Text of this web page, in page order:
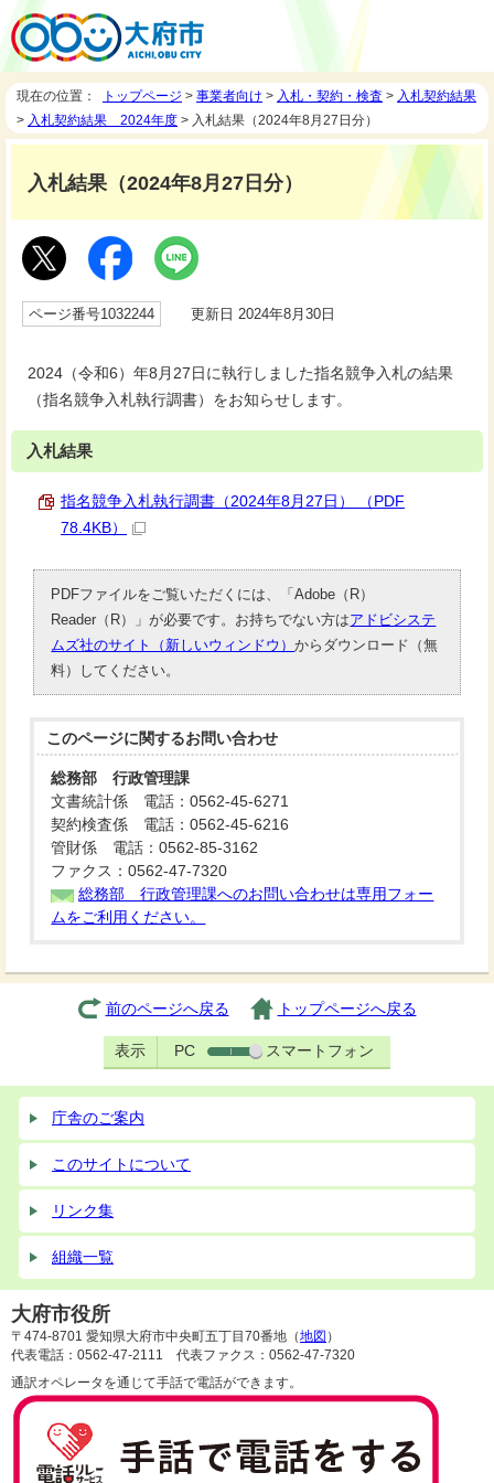
現在の位置： トップページ > 事業者向け > 入札・契約・検査 > 入札契約結果
> 入札契約結果 2024年度 > 入札結果（2024年8月27日分）
入札結果（2024年8月27日分）
ページ番号1032244 更新日 2024年8月30日
2024（令和6）年8月27日に執行しました指名競争入札の結果
（指名競争入札執行調書）をお知らせします。
入札結果
指名競争入札執行調書（2024年8月27日） （PDF
78.4KB）
PDFファイルをご覧いただくには、「Adobe（R）
Reader（R）」が必要です。お持ちでない方はアドビシステ
ムズ社のサイト（新しいウィンドウ）からダウンロード（無
料）してください。
このページに関するお問い合わせ
総務部 行政管理課
文書統計係 電話：0562-45-6271
契約検査係 電話：0562-45-6216
管財係 電話：0562-85-3162
ファクス：0562-47-7320
総務部 行政管理課へのお問い合わせは専用フォー
ムをご利用ください。
前のページへ戻る トップページへ戻る
表示 PC スマートフォン
庁舎のご案内
このサイトについて
リンク集
組織一覧
大府市役所
〒474-8701 愛知県大府市中央町五丁目70番地（地図 ）
代表電話：0562-47-2111 代表ファクス：0562-47-7320
通訳オペレータを通じて手話で電話ができます。